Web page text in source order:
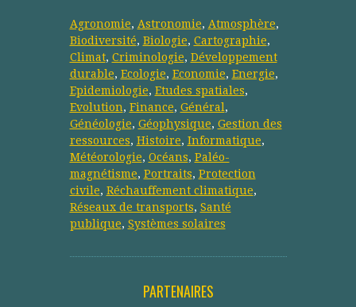
Agronomie, Astronomie, Atmosphère,
Biodiversité, Biologie, Cartographie,
Climat, Criminologie, Développement
durable, Ecologie, Economie, Energie,
Epidemiologie, Etudes spatiales,
Evolution, Finance, Général ,
Généologie, Géophysique, Gestion des
ressources, Histoire, Informatique,
Météorologie, Océans, Paléo-
magnétisme, Portraits, Protection
civile, Réchauffement climatique,
Réseaux de transports, Santé
publique, Systèmes solaires
PARTENAIRES